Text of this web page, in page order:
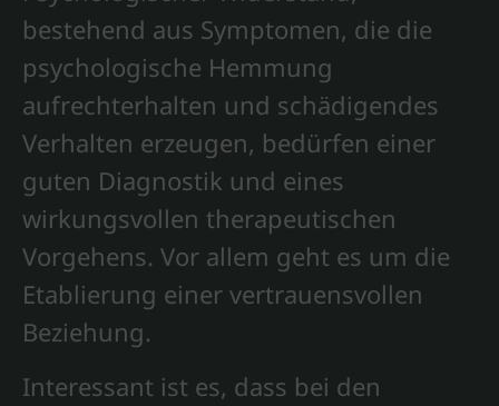
bestehend aus Symptomen, die die
psychologische Hemmung
aufrechterhalten und schädigendes
Verhalten erzeugen, bedürfen einer
guten Diagnostik und eines
wirkungsvollen therapeutischen
Vorgehens. Vor allem geht es um die
Etablierung einer vertrauensvollen
Beziehung.
Interessant ist es, dass bei den